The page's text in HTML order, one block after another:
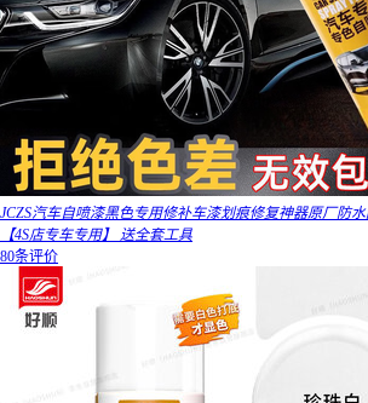
JCZS汽车自喷漆黑色专用修补车漆划痕修复神器原厂防
【4S店专车专用】 送全套工具
80条评价